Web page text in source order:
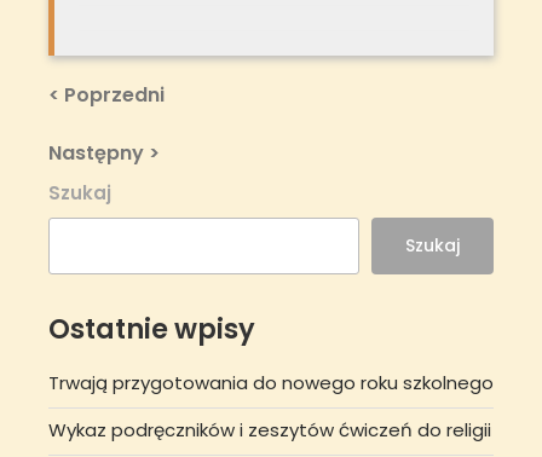
Nawigacja
Previous
< Poprzedni
Next
Post
Następny >
Szukaj
Szukaj
Ostatnie wpisy
Trwają przygotowania do nowego roku szkolnego
Wykaz podręczników i zeszytów ćwiczeń do religii